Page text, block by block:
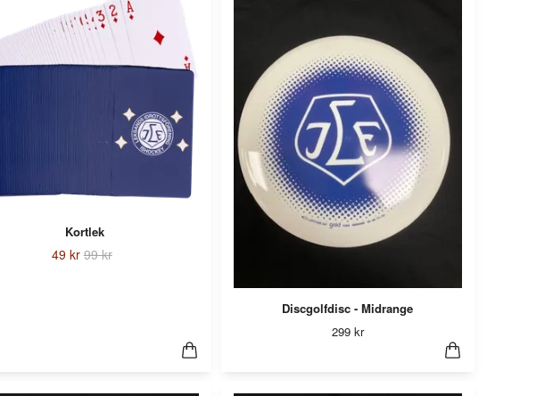
Kortlek
49 kr 99 kr
Discgolfdisc - Midrange
299 kr